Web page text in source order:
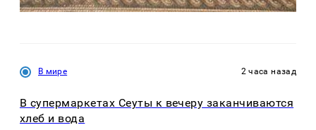
В мире 2 часа назад
В супермаркетах Сеуты к вечеру заканчиваются
хлеб и вода